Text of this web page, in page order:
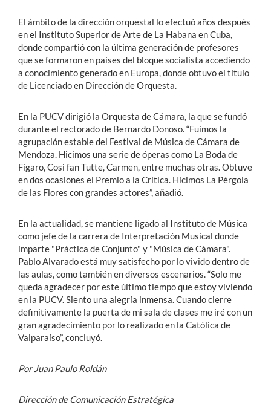
El ámbito de la dirección orquestal lo efectuó años después
en el Instituto Superior de Arte de La Habana en Cuba,
donde compartió con la última generación de profesores
que se formaron en países del bloque socialista accediendo
a conocimiento generado en Europa, donde obtuvo el título
de Licenciado en Dirección de Orquesta.
En la PUCV dirigió la Orquesta de Cámara, la que se fundó
durante el rectorado de Bernardo Donoso. “Fuimos la
agrupación estable del Festival de Música de Cámara de
Mendoza. Hicimos una serie de óperas como La Boda de
Fígaro, Cosi fan Tutte, Carmen, entre muchas otras. Obtuve
en dos ocasiones el Premio a la Crítica. Hicimos La Pérgola
de las Flores con grandes actores”, añadió.
En la actualidad, se mantiene ligado al Instituto de Música
como jefe de la carrera de Interpretación Musical donde
imparte "Práctica de Conjunto" y "Música de Cámara".
Pablo Alvarado está muy satisfecho por lo vivido dentro de
las aulas, como también en diversos escenarios. “Solo me
queda agradecer por este último tiempo que estoy viviendo
en la PUCV. Siento una alegría inmensa. Cuando cierre
definitivamente la puerta de mi sala de clases me iré con un
gran agradecimiento por lo realizado en la Católica de
Valparaíso”, concluyó.
Por Juan Paulo Roldán
Dirección de Comunicación Estratégica